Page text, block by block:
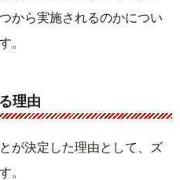
から実施されるのかについ
。
理由
が決定した理由として、ズ
。